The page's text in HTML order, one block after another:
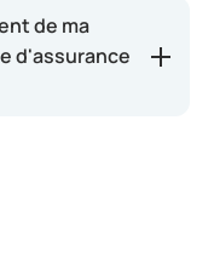
de ma
d'assurance